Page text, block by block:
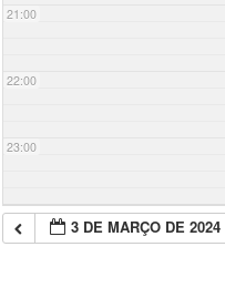
21:00
22:00
23:00
3 DE MARÇO DE 2024